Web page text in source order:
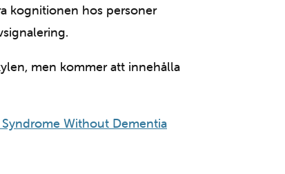
kognitionen hos personer
men kommer att innehålla
Without Dementia